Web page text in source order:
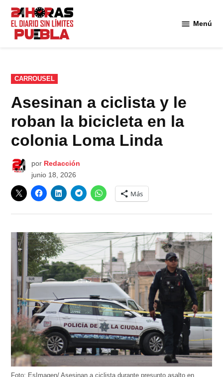
Saltar
contenido
Menú
PUBLICADO
EN
CARROUSEL
Asesinan a ciclista y le
roban la bicicleta en la
colonia Loma Linda
por Redacción
junio 18, 2026
Más
Foto: EsImagen/ Asesinan a ciclista durante presunto asalto en